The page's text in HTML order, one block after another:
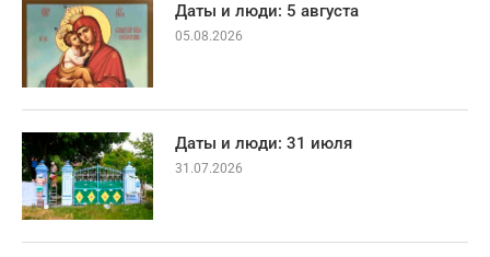
Даты и люди: 5 августа
05.08.2026
Даты и люди: 31 июля
31.07.2026